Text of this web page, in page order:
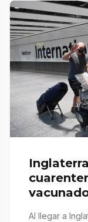
Al llegar a